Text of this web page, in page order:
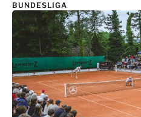
BUNDESLIGA